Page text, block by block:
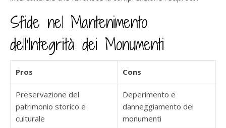
Sfide nel Mantenimento
dell’Integrità dei Monumenti
Pros Cons
Preservazione del
patrimonio storico e
culturale
Deperimento e
danneggiamento dei
monumenti